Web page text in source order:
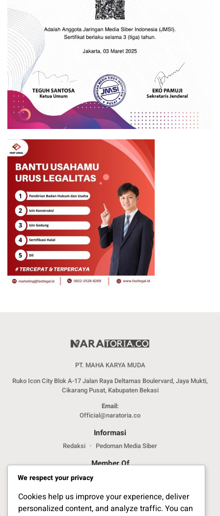
PT. MAHA KARYA MUDA
Ruko Icon City Blok A-17 Jalan Raya Deltamas Boulervard, Jaya Mukti,
Cikarang Pusat, Kabupaten Bekasi
Email:
Official@naratoria.co
Informasi
Redaksi Pedoman Media Siber
Member Of
We respect your privacy
Cookies help us improve your experience, deliver
personalized content, and analyze traffic. You can